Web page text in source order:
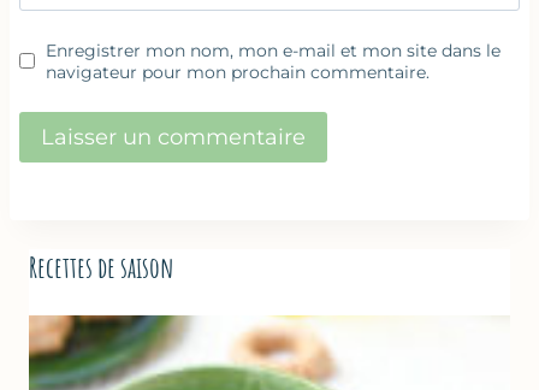
Enregistrer mon nom, mon e-mail et mon site dans le
navigateur pour mon prochain commentaire.
Recettes de saison